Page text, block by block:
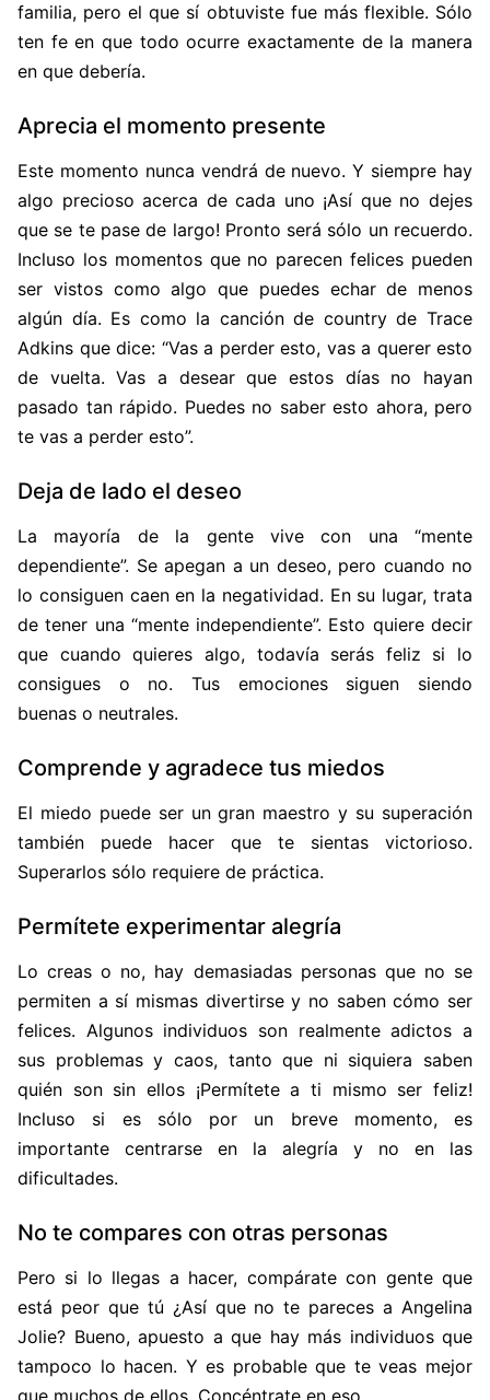
familia, pero el que sí obtuviste fue más flexible. Sólo
ten fe en que todo ocurre exactamente de la manera
en que debería.
Aprecia el momento presente
Este momento nunca vendrá de nuevo. Y siempre hay
algo precioso acerca de cada uno ¡Así que no dejes
que se te pase de largo! Pronto será sólo un recuerdo.
Incluso los momentos que no parecen felices pueden
ser vistos como algo que puedes echar de menos
algún día. Es como la canción de country de Trace
Adkins que dice: “Vas a perder esto, vas a querer esto
de vuelta. Vas a desear que estos días no hayan
pasado tan rápido. Puedes no saber esto ahora, pero
te vas a perder esto”.
Deja de lado el deseo
La mayoría de la gente vive con una “mente
dependiente”. Se apegan a un deseo, pero cuando no
lo consiguen caen en la negatividad. En su lugar, trata
de tener una “mente independiente”. Esto quiere decir
que cuando quieres algo, todavía serás feliz si lo
consigues o no. Tus emociones siguen siendo
buenas o neutrales.
Comprende y agradece tus miedos
El miedo puede ser un gran maestro y su superación
también puede hacer que te sientas victorioso.
Superarlos sólo requiere de práctica.
Permítete experimentar alegría
Lo creas o no, hay demasiadas personas que no se
permiten a sí mismas divertirse y no saben cómo ser
felices. Algunos individuos son realmente adictos a
sus problemas y caos, tanto que ni siquiera saben
quién son sin ellos ¡Permítete a ti mismo ser feliz!
Incluso si es sólo por un breve momento, es
importante centrarse en la alegría y no en las
dificultades.
No te compares con otras personas
Pero si lo llegas a hacer, compárate con gente que
está peor que tú ¿Así que no te pareces a Angelina
Jolie? Bueno, apuesto a que hay más individuos que
tampoco lo hacen. Y es probable que te veas mejor
que muchos de ellos. Concéntrate en eso.